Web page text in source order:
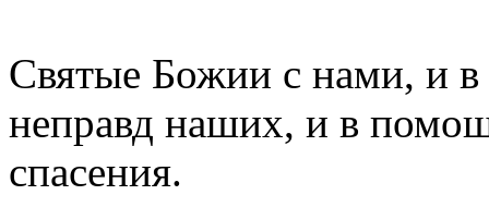
Святые Божии с нами, и в
неправд наших, и в
спасения.